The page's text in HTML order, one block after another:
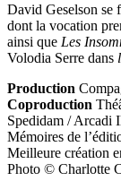
David Geselson se
dont la vocation
ainsi que Les
Volodia Serre dans
Production
Coproduction
Spedidam / Arcadi
Mémoires de
Meilleure création
Photo © Charlotte